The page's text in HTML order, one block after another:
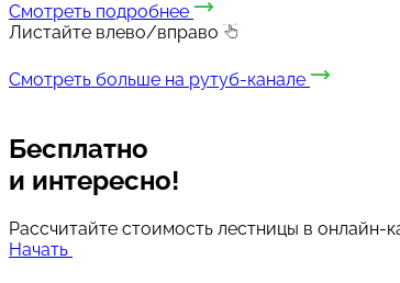
Смотреть подробнее
Листайте влево/вправо
Смотреть больше на рутуб-канале
Бесплатно
и интересно!
Рассчитайте стоимость лестницы в онлайн-
Начать